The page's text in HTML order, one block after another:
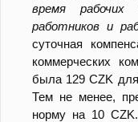
время
работников и
суточная
коммерческих
была 129 CZK
Тем не менее,
норму на 10